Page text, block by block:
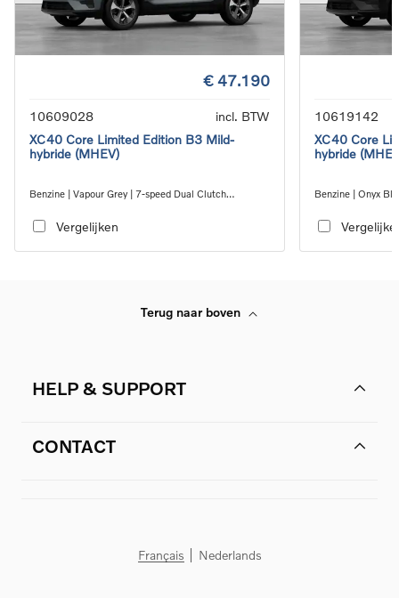
€ 47.190
10609028
incl. BTW
XC40 Core Limited Edition B3 Mild-
hybride (MHEV)
Benzine | Vapour Grey | 7-speed Dual Clutch
Vergelijken
10619142
XC40 Core
hybride
Benzine | Onyx
Terug naar boven
HELP & SUPPORT
CONTACT
Français Nederlands